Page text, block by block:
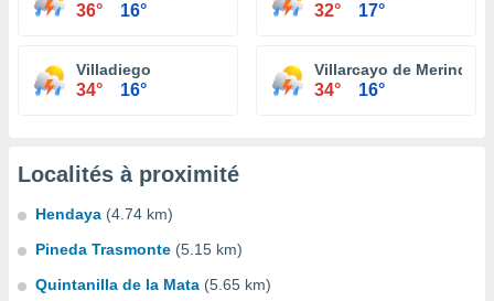
36° 16° 32° 17°
Villadiego
34° 16°
Villarcayo de Merindad
34° 16°
Localités à proximité
Hendaya (4.74 km)
Pineda Trasmonte (5.15 km)
Quintanilla de la Mata (5.65 km)